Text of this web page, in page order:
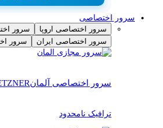
سرور اختصاصی
سرور اختصاصی اروپا
سرور
سرور اختصاصی ایران
سرور
سرور اختصاصی آلمان
ترافیک نامحدود